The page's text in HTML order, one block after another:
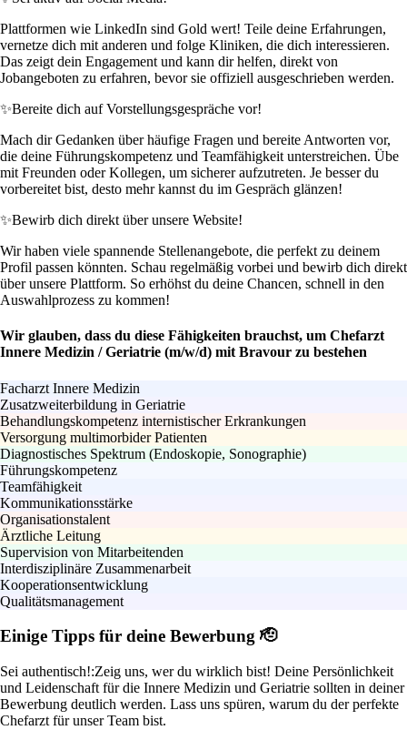
Plattformen wie LinkedIn sind Gold wert! Teile deine Erfahrungen,
vernetze dich mit anderen und folge Kliniken, die dich interessieren.
Das zeigt dein Engagement und kann dir helfen, direkt von
Jobangeboten zu erfahren, bevor sie offiziell ausgeschrieben werden.
✨Bereite dich auf Vorstellungsgespräche vor!
Mach dir Gedanken über häufige Fragen und bereite Antworten vor,
die deine Führungskompetenz und Teamfähigkeit unterstreichen. Übe
mit Freunden oder Kollegen, um sicherer aufzutreten. Je besser du
vorbereitet bist, desto mehr kannst du im Gespräch glänzen!
✨Bewirb dich direkt über unsere Website!
Wir haben viele spannende Stellenangebote, die perfekt zu deinem
Profil passen könnten. Schau regelmäßig vorbei und bewirb dich direkt
über unsere Plattform. So erhöhst du deine Chancen, schnell in den
Auswahlprozess zu kommen!
Wir glauben, dass du diese Fähigkeiten brauchst, um Chefarzt
Innere Medizin / Geriatrie (m/w/d) mit Bravour zu bestehen
Facharzt Innere Medizin
Zusatzweiterbildung in Geriatrie
Behandlungskompetenz internistischer Erkrankungen
Versorgung multimorbider Patienten
Diagnostisches Spektrum (Endoskopie, Sonographie)
Führungskompetenz
Teamfähigkeit
Kommunikationsstärke
Organisationstalent
Ärztliche Leitung
Supervision von Mitarbeitenden
Interdisziplinäre Zusammenarbeit
Kooperationsentwicklung
Qualitätsmanagement
Einige Tipps für deine Bewerbung 🫡
Sei authentisch!:Zeig uns, wer du wirklich bist! Deine Persönlichkeit
und Leidenschaft für die Innere Medizin und Geriatrie sollten in deiner
Bewerbung deutlich werden. Lass uns spüren, warum du der perfekte
Chefarzt für unser Team bist.